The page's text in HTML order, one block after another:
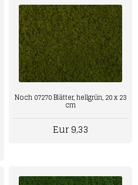
Noch 07270 Blätter, hellgrün, 20 x 23
cm
Eur 9,33